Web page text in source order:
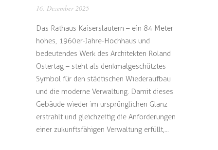
16. Dezember 2025
Das Rathaus Kaiserslautern – ein 84 Meter
hohes, 1960er-Jahre-Hochhaus und
bedeutendes Werk des Architekten Roland
Ostertag – steht als denkmalgeschütztes
Symbol für den städtischen Wiederaufbau
und die moderne Verwaltung. Damit dieses
Gebäude wieder im ursprünglichen Glanz
erstrahlt und gleichzeitig die Anforderungen
einer zukunftsfähigen Verwaltung erfüllt,...